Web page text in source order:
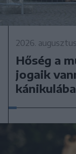
2026.
Hőség a
jogaik